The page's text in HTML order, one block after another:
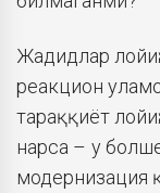
Жадидлар
реакцион
тараққиёт
нарса – у
модернизация